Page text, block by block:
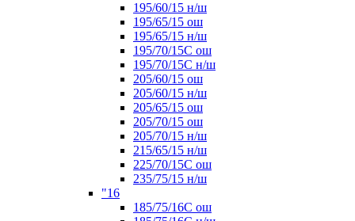
195/60/15 н/ш
195/65/15 ош
195/65/15 н/ш
195/70/15С ош
195/70/15С н/ш
205/60/15 ош
205/60/15 н/ш
205/65/15 ош
205/70/15 ош
205/70/15 н/ш
215/65/15 н/ш
225/70/15С ош
235/75/15 н/ш
"16
185/75/16С ош